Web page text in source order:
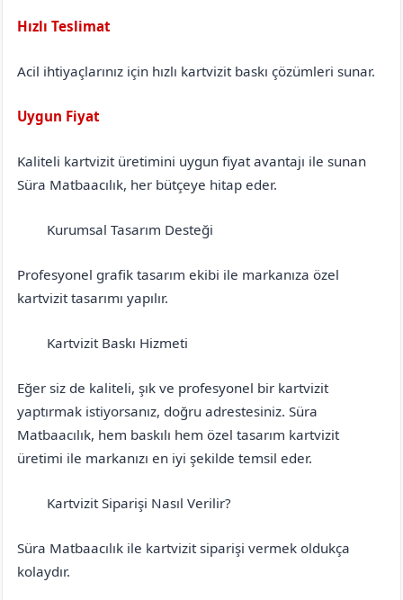
Hızlı Teslimat
Acil ihtiyaçlarınız için hızlı kartvizit baskı çözümleri sunar.
Uygun Fiyat
Kaliteli kartvizit üretimini uygun fiyat avantajı ile sunan
Süra Matbaacılık, her bütçeye hitap eder.
Kurumsal Tasarım Desteği
Profesyonel grafik tasarım ekibi ile markanıza özel
kartvizit tasarımı yapılır.
Kartvizit Baskı Hizmeti
Eğer siz de kaliteli, şık ve profesyonel bir kartvizit
yaptırmak istiyorsanız, doğru adrestesiniz. Süra
Matbaacılık, hem baskılı hem özel tasarım kartvizit
üretimi ile markanızı en iyi şekilde temsil eder.
Kartvizit Siparişi Nasıl Verilir?
Süra Matbaacılık ile kartvizit siparişi vermek oldukça
kolaydır.